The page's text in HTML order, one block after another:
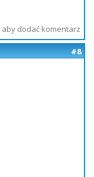
aby dodać komentarz
#8